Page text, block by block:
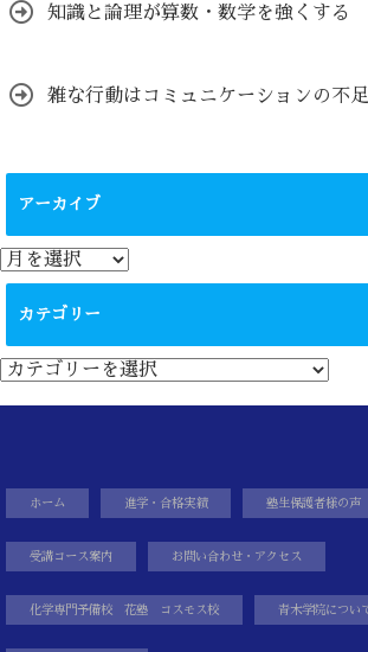
知識と論理が算数・数学を強くする
雑な行動はコミュニケーションの不
アーカイブ
ア
ー
カテゴリー
カ
テ
ゴ
ホーム 進学・合格実績 塾生保護者様の声
受講コース案内 お問い合わせ・アクセス
化学専門予備校 花塾 コスモス校 青木学院につい